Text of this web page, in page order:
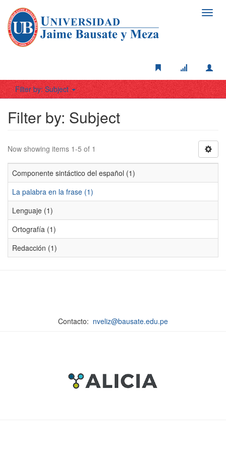
Filter by: Subject
Filter by: Subject
Now showing items 1-5 of 1
Componente sintáctico del español (1)
La palabra en la frase (1)
Lenguaje (1)
Ortografía (1)
Redacción (1)
Contacto: nveliz@bausate.edu.pe